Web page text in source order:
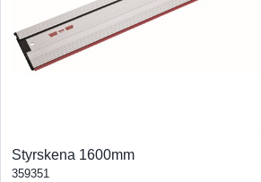
Styrskena 1600mm
359351